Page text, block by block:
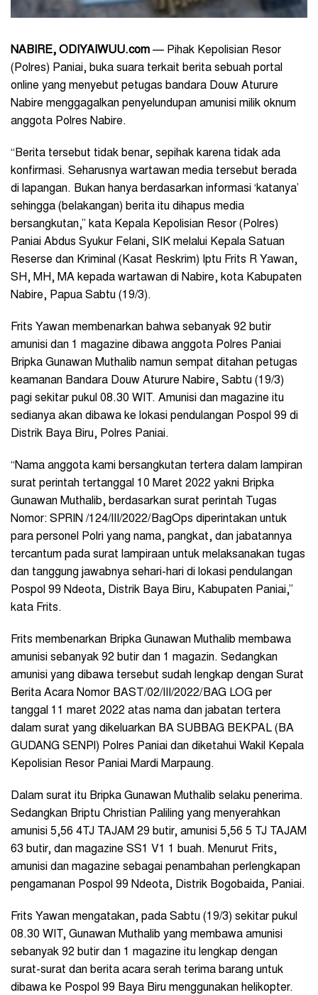
NABIRE, ODIYAIWUU.com — Pihak Kepolisian Resor
(Polres) Paniai, buka suara terkait berita sebuah portal
online yang menyebut petugas bandara Douw Aturure
Nabire menggagalkan penyelundupan amunisi milik oknum
anggota Polres Nabire.
“Berita tersebut tidak benar, sepihak karena tidak ada
konfirmasi. Seharusnya wartawan media tersebut berada
di lapangan. Bukan hanya berdasarkan informasi ‘katanya’
sehingga (belakangan) berita itu dihapus media
bersangkutan,” kata Kepala Kepolisian Resor (Polres)
Paniai Abdus Syukur Felani, SIK melalui Kepala Satuan
Reserse dan Kriminal (Kasat Reskrim) Iptu Frits R Yawan,
SH, MH, MA kepada wartawan di Nabire, kota Kabupaten
Nabire, Papua Sabtu (19/3).
Frits Yawan membenarkan bahwa sebanyak 92 butir
amunisi dan 1 magazine dibawa anggota Polres Paniai
Bripka Gunawan Muthalib namun sempat ditahan petugas
keamanan Bandara Douw Aturure Nabire, Sabtu (19/3)
pagi sekitar pukul 08.30 WIT. Amunisi dan magazine itu
sedianya akan dibawa ke lokasi pendulangan Pospol 99 di
Distrik Baya Biru, Polres Paniai.
“Nama anggota kami bersangkutan tertera dalam lampiran
surat perintah tertanggal 10 Maret 2022 yakni Bripka
Gunawan Muthalib, berdasarkan surat perintah Tugas
Nomor: SPRIN /124/III/2022/BagOps diperintakan untuk
para personel Polri yang nama, pangkat, dan jabatannya
tercantum pada surat lampiraan untuk melaksanakan tugas
dan tanggung jawabnya sehari-hari di lokasi pendulangan
Pospol 99 Ndeota, Distrik Baya Biru, Kabupaten Paniai,”
kata Frits.
Frits membenarkan Bripka Gunawan Muthalib membawa
amunisi sebanyak 92 butir dan 1 magazin. Sedangkan
amunisi yang dibawa tersebut sudah lengkap dengan Surat
Berita Acara Nomor BAST/02/III/2022/BAG LOG per
tanggal 11 maret 2022 atas nama dan jabatan tertera
dalam surat yang dikeluarkan BA SUBBAG BEKPAL (BA
GUDANG SENPI) Polres Paniai dan diketahui Wakil Kepala
Kepolisian Resor Paniai Mardi Marpaung.
Dalam surat itu Bripka Gunawan Muthalib selaku penerima.
Sedangkan Briptu Christian Paliling yang menyerahkan
amunisi 5,56 4TJ TAJAM 29 butir, amunisi 5,56 5 TJ TAJAM
63 butir, dan magazine SS1 V1 1 buah. Menurut Frits,
amunisi dan magazine sebagai penambahan perlengkapan
pengamanan Pospol 99 Ndeota, Distrik Bogobaida, Paniai.
Frits Yawan mengatakan, pada Sabtu (19/3) sekitar pukul
08.30 WIT, Gunawan Muthalib yang membawa amunisi
sebanyak 92 butir dan 1 magazine itu lengkap dengan
surat-surat dan berita acara serah terima barang untuk
dibawa ke Pospol 99 Baya Biru menggunakan helikopter.